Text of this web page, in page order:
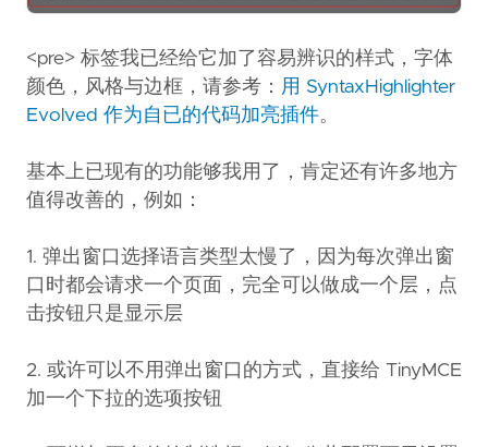
<pre> 标签我已经给它加了容易辨识的样式，字体
颜色，风格与边框，请参考： 用 SyntaxHighlighter
Evolved 作为自已的代码加亮插件。
基本上已现有的功能够我用了，肯定还有许多地方
值得改善的，例如：
1. 弹出窗口选择语言类型太慢了，因为每次弹出窗
口时都会请求一个页面，完全可以做成一个层，点
击按钮只是显示层
2. 或许可以不用弹出窗口的方式，直接给 TinyMCE
加一个下拉的选项按钮